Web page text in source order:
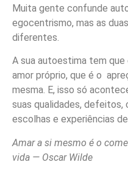
Muita gente confunde
egocentrismo, mas as
diferentes.
A sua autoestima tem que
amor próprio, que é o
mesma. E, isso só
suas qualidades, defeitos,
escolhas e experiências
Amar a si mesmo é o
vida — Oscar Wilde